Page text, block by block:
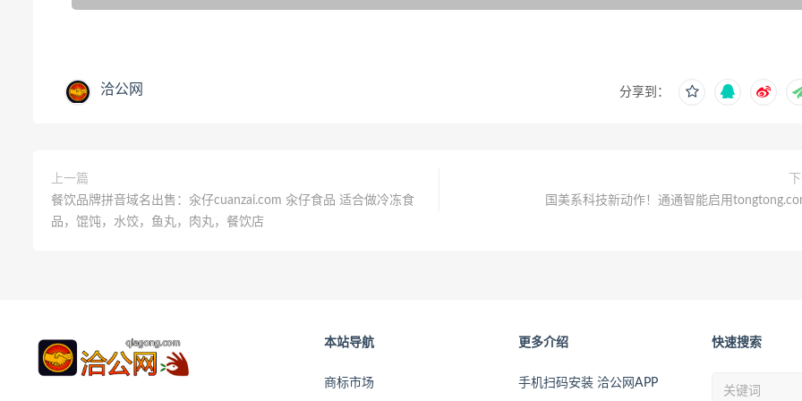
洽公网 分享到：
上一篇
餐饮品牌拼音域名出售：汆仔cuanzai.com 汆仔食品 适合做冷冻食
品，馄饨，水饺，鱼丸，肉丸，餐饮店
国美系科技新动作！通通智能启用
本站导航
商标市场
更多介绍
手机扫码安装 洽公网APP
快速搜索